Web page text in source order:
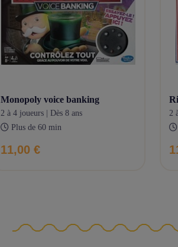
monopoly voice banking
2 à 4 joueurs | Dès 8 ans
Plus de 60 min
11,00 €
2